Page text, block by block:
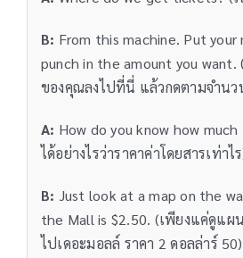
B: From this machine. Put your
punch in the amount you want.
ของคุณลงไปที่นี่ แล้วกดตามจำน
A: How do you know how
ได้อย่างไรว่าราคาค่าโดยสารเท่าไ
B: Just look at a map on the
the Mall is $2.50. (เพียงแค่ดูแ
ไปเดอะมอลล์ ราคา 2 ดอลล่าร์ 50)